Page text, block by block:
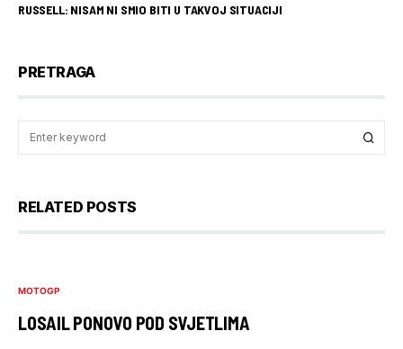
RUSSELL: NISAM NI SMIO BITI U TAKVOJ SITUACIJI
PRETRAGA
RELATED POSTS
MOTOGP
LOSAIL PONOVO POD SVJETLIMA